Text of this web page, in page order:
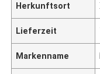
Herkunftsort
Lieferzeit
Markenname